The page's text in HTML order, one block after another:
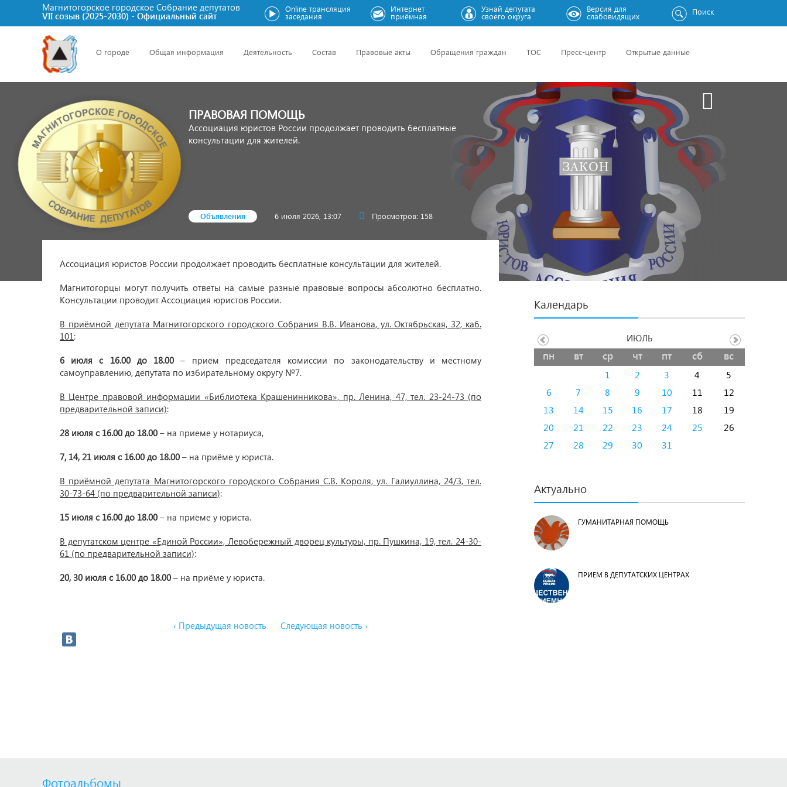
Магнитогорское городское Cобрание депутатов
VII созыв (2025-2030) - Официальный сайт
Online трансляция
заседания
Интернет
приёмная
Узнай депутата
своего округа
Версия для
слабовидящих Поиск
О городе Общая информация Деятельность Состав Правовые акты Обращения граждан ТОС Пресс-центр Открытые данные
ПРАВОВАЯ ПОМОЩЬ
Ассоциация юристов России продолжает проводить бесплатные
консультации для жителей.
Объявления 6 июля 2026, 13:07 Просмотров: 158
Ассоциация юристов России продолжает проводить бесплатные консультации для жителей.
Магнитогорцы могут получить ответы на самые разные правовые вопросы абсолютно бесплатно.
Консультации проводит Ассоциация юристов России.
В приёмной депутата Магнитогорского городского Собрания В.В. Иванова, ул. Октябрьская, 32, каб.
101:
6 июля с 16.00 до 18.00 – приём председателя комиссии по законодательству и местному
самоуправлению, депутата по избирательному округу №7.
В Центре правовой информации «Библиотека Крашенинникова», пр. Ленина, 47, тел. 23-24-73 (по
предварительной записи):
28 июля с 16.00 до 18.00 – на приеме у нотариуса,
7, 14, 21 июля с 16.00 до 18.00 – на приёме у юриста.
В приёмной депутата Магнитогорского городского Собрания С.В. Короля, ул. Галиуллина, 24/3, тел.
30-73-64 (по предварительной записи):
15 июля с 16.00 до 18.00 – на приёме у юриста.
В депутатском центре «Единой России», Левобережный дворец культуры, пр. Пушкина, 19, тел. 24-30-
61 (по предварительной записи):
20, 30 июля с 16.00 до 18.00 – на приёме у юриста.
‹ Предыдущая новость Следующая новость ›
Календарь
пн вт ср чт пт сб вс
1 2 3 4
5
6
7 8 9 10 11
12
13
14 15 16 17 18
19
20
21 22 23 24 25
26
27
28 29 30 31
ИЮЛЬ
Актуально
ГУМАНИТАРНАЯ ПОМОЩЬ
ПРИЕМ В ДЕПУТАТСКИХ ЦЕНТРАХ
Фотоальбомы